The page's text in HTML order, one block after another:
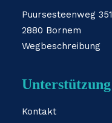
Puursesteenweg 351
2880 Bornem
Wegbeschreibung
Unterstützung
Kontakt